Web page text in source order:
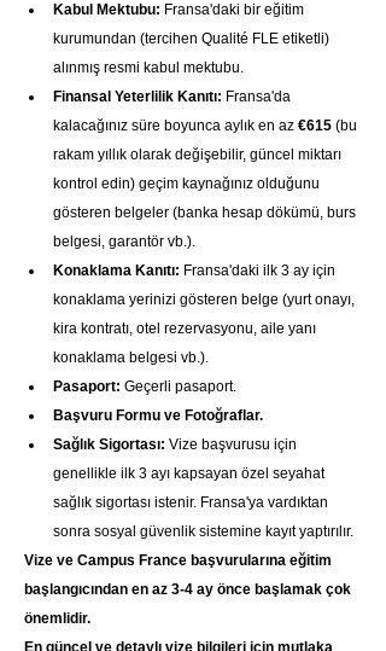
Kabul Mektubu: Fransa'daki bir eğitim
kurumundan (tercihen Qualité FLE etiketli)
alınmış resmi kabul mektubu.
Finansal Yeterlilik Kanıtı: Fransa'da
kalacağınız süre boyunca aylık en az €615 (bu
rakam yıllık olarak değişebilir, güncel miktarı
kontrol edin) geçim kaynağınız olduğunu
gösteren belgeler (banka hesap dökümü, burs
belgesi, garantör vb.).
Konaklama Kanıtı: Fransa'daki ilk 3 ay için
konaklama yerinizi gösteren belge (yurt onayı,
kira kontratı, otel rezervasyonu, aile yanı
konaklama belgesi vb.).
Pasaport: Geçerli pasaport.
Başvuru Formu ve Fotoğraflar.
Sağlık Sigortası: Vize başvurusu için
genellikle ilk 3 ayı kapsayan özel seyahat
sağlık sigortası istenir. Fransa'ya vardıktan
sonra sosyal güvenlik sistemine kayıt yaptırılır.
Vize ve Campus France başvurularına eğitim
başlangıcından en az 3-4 ay önce başlamak çok
önemlidir.
En güncel ve detaylı vize bilgileri için mutlaka